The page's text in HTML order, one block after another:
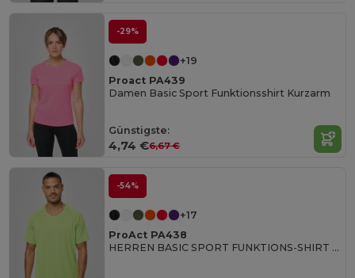
-29%
+19
Proact PA439
Damen Basic Sport Funktionsshirt Kurzarm
Günstigste:
4,74 €6,67 €
-54%
+17
ProAct PA438
HERREN BASIC SPORT FUNKTIONS-SHIRT KURZARM